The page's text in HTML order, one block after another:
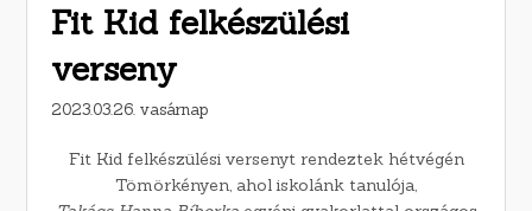
Fit Kid felkészülési
verseny
2023.03.26. vasárnap
Fit Kid felkészülési versenyt rendeztek hétvégén
Tömörkényen, ahol iskolánk tanulója,